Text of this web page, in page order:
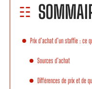
Prix d’achat d’un staffie : ce
Sources d’achat
Différences de prix et de